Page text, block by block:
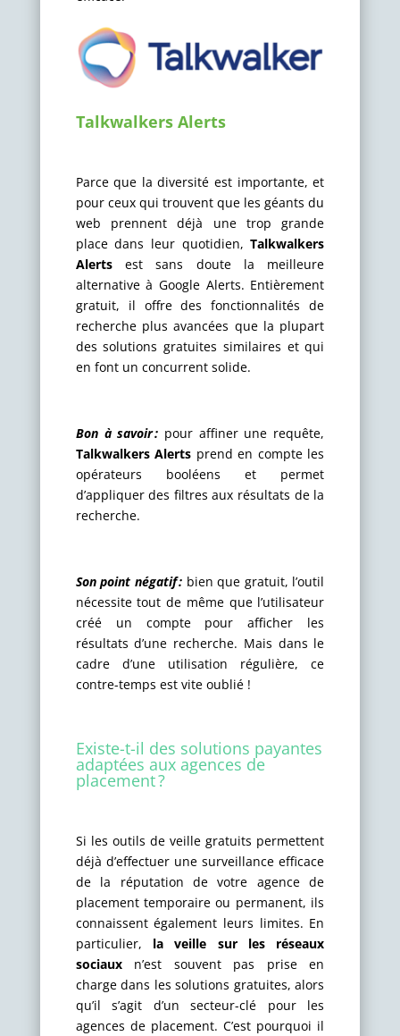
Talkwalkers Alerts
Parce que la diversité est importante, et
pour ceux qui trouvent que les géants du
web prennent déjà une trop grande
place dans leur quotidien,Talkwalkers
Alertsest sans doute la meilleure
alternative à Google Alerts. Entièrement
gratuit, il offre des fonctionnalités de
recherche plus avancées que la plupart
des solutions gratuites similaires et qui
en font un concurrent solide.
Bon à savoir : pour affiner une requête,
Talkwalkers Alerts prend en compte les
opérateurs booléens et permet
d’appliquer des filtres aux résultats de la
recherche.
Son point négatif : bien que gratuit, l’outil
nécessite tout de même que l’utilisateur
créé un compte pour afficher les
résultats d’une recherche. Mais dans le
cadre d’une utilisation régulière, ce
contre-temps est vite oublié !
Existe-t-il des solutions payantes
adaptées aux agences de
placement ?
Si les outils de veille gratuits permettent
déjà d’effectuer une surveillance efficace
de la réputation de votre agence de
placement temporaire ou permanent, ils
connaissent également leurs limites. En
particulier, la veille sur les réseaux
sociauxn’est souvent pas prise en
charge dans les solutions gratuites, alors
qu’il s’agit d’un secteur-clé pour les
agences de placement. C’est pourquoi il